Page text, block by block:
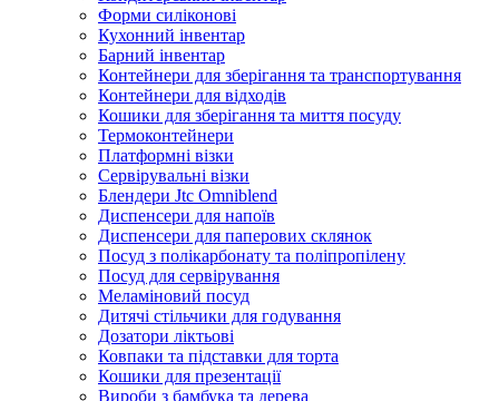
Форми силіконові
Кухонний інвентар
Барний інвентар
Контейнери для зберігання та транспортування
Контейнери для відходів
Кошики для зберігання та миття посуду
Термоконтейнери
Платформні візки
Сервірувальні візки
Блендери Jtc Omniblend
Диспенсери для напоїв
Диспенсери для паперових склянок
Посуд з полікарбонату та поліпропілену
Посуд для сервірування
Меламіновий посуд
Дитячі стільчики для годування
Дозатори ліктьові
Ковпаки та підставки для торта
Кошики для презентації
Вироби з бамбука та дерева